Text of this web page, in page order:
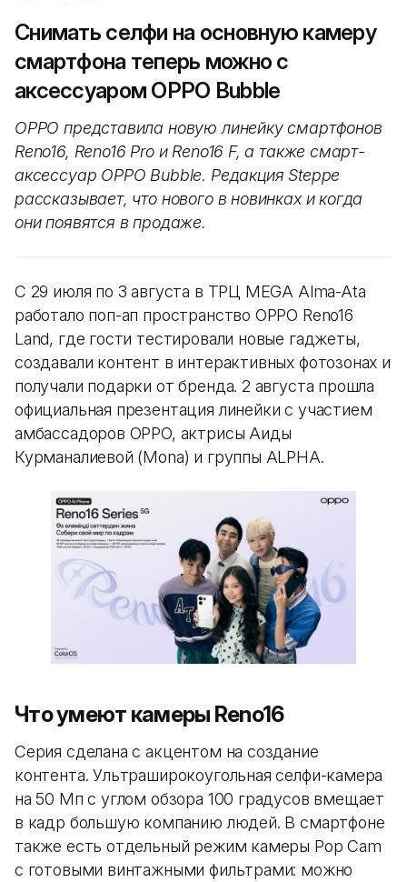
Снимать селфи на основную камеру
смартфона теперь можно с
аксессуаром OPPO Bubble
OPPO представила новую линейку смартфонов
Reno16, Reno16 Pro и Reno16 F, а также смарт-
аксессуар OPPO Bubble. Редакция Steppe
рассказывает, что нового в новинках и когда
они появятся в продаже.
С 29 июля по 3 августа в ТРЦ MEGA Alma-Ata
работало поп-ап пространство OPPO Reno16
Land, где гости тестировали новые гаджеты,
создавали контент в интерактивных фотозонах и
получали подарки от бренда. 2 августа прошла
официальная презентация линейки с участием
амбассадоров OPPO, актрисы Аиды
Курманалиевой (Mona) и группы ALPHA.
Что умеют камеры Reno16
Серия сделана с акцентом на создание
контента. Ультраширокоугольная селфи-камера
на 50 Мп с углом обзора 100 градусов вмещает
в кадр большую компанию людей. В смартфоне
также есть отдельный режим камеры Pop Cam
с готовыми винтажными фильтрами: можно